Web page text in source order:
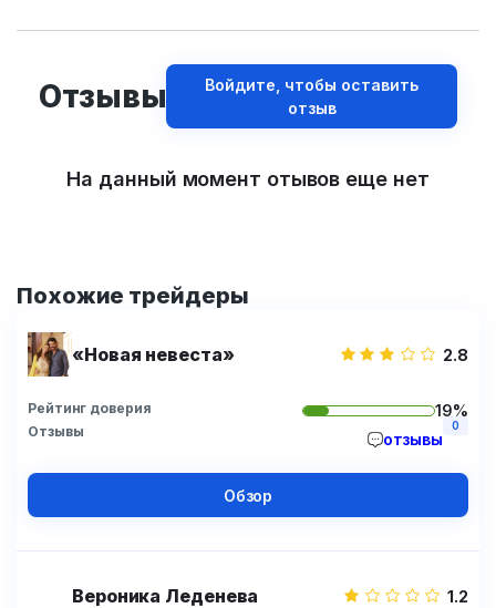
Отзывы
Войдите, чтобы оставить
отзыв
На данный момент отывов еще нет
Похожие трейдеры
«Новая невеста» 2.8
Рейтинг доверия 19%
Отзывы отзывы
0
Обзор
Вероника Леденева 1.2